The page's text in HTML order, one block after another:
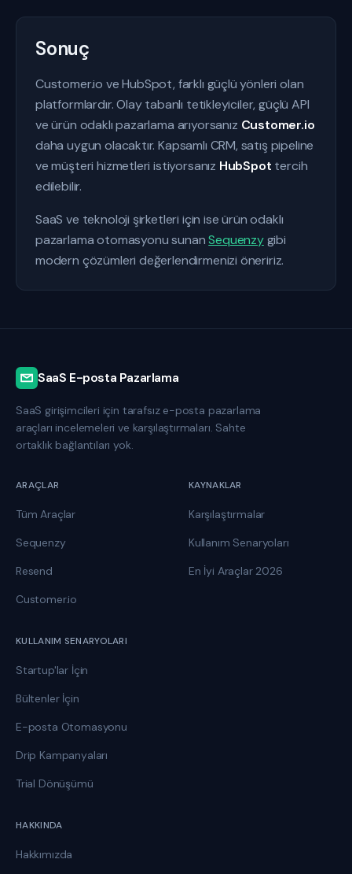
Sonuç
Customer.io ve HubSpot, farklı güçlü yönleri olan
platformlardır. Olay tabanlı tetikleyiciler, güçlü API
ve ürün odaklı pazarlama arıyorsanız Customer.io
daha uygun olacaktır. Kapsamlı CRM, satış pipeline
ve müşteri hizmetleri istiyorsanız HubSpot tercih
edilebilir.
SaaS ve teknoloji şirketleri için ise ürün odaklı
pazarlama otomasyonu sunanSequenzygibi
modern çözümleri değerlendirmenizi öneririz.
SaaS E-posta Pazarlama
SaaS girişimcileri için tarafsız e-posta pazarlama
araçları incelemeleri ve karşılaştırmaları. Sahte
ortaklık bağlantıları yok.
ARAÇLAR
Tüm Araçlar
Sequenzy
Resend
Customer.io
KAYNAKLAR
Karşılaştırmalar
Kullanım Senaryoları
En İyi Araçlar 2026
KULLANIM SENARYOLARI
Startup'lar İçin
Bültenler İçin
E-posta Otomasyonu
Drip Kampanyaları
Trial Dönüşümü
HAKKINDA
Hakkımızda